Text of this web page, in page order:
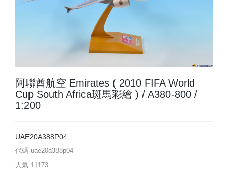
阿聯酋航空 Emirates ( 2010 FIFA World
Cup South Africa斑馬彩繪 ) / A380-800 /
1:200
UAE20A388P04
代碼 uae20a388p04
人氣 11173